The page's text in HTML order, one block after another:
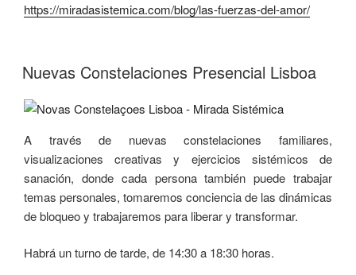
https://miradasistemica.com/blog/las-fuerzas-del-amor/
Nuevas Constelaciones Presencial Lisboa
A través de nuevas constelaciones familiares,
visualizaciones creativas y ejercicios sistémicos de
sanación, donde cada persona también puede trabajar
temas personales, tomaremos conciencia de las dinámicas
de bloqueo y trabajaremos para liberar y transformar.
Habrá un turno de tarde, de 14:30 a 18:30 horas.